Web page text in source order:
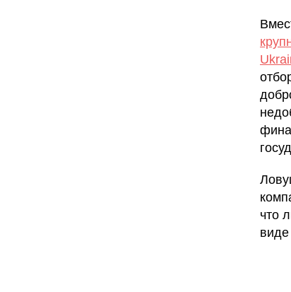
что